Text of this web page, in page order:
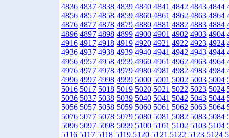
4836 4837 4838 4839 4840 4841 4842 4843 4844
4856 4857 4858 4859 4860 4861 4862 4863 4864
4876 4877 4878 4879 4880 4881 4882 4883 4884
4896 4897 4898 4899 4900 4901 4902 4903 4904
4916 4917 4918 4919 4920 4921 4922 4923 4924
4936 4937 4938 4939 4940 4941 4942 4943 4944
4956 4957 4958 4959 4960 4961 4962 4963 4964
4976 4977 4978 4979 4980 4981 4982 4983 4984
4996 4997 4998 4999 5000 5001 5002 5003 5004
5016 5017 5018 5019 5020 5021 5022 5023 5024
5036 5037 5038 5039 5040 5041 5042 5043 5044
5056 5057 5058 5059 5060 5061 5062 5063 5064
5076 5077 5078 5079 5080 5081 5082 5083 5084
5096 5097 5098 5099 5100 5101 5102 5103 5104
5116 5117 5118 5119 5120 5121 5122 5123 5124